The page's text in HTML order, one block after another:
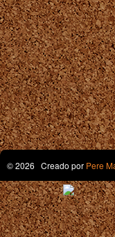
© 2026 Creado por Pere